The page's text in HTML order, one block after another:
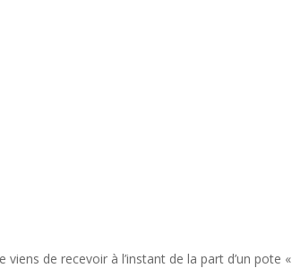
viens de recevoir à l’instant de la part d’un pote «